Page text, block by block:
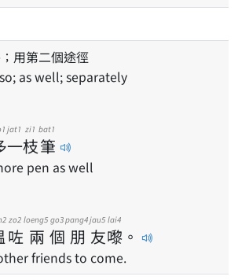
用第二個途徑
as well; separately
一
jat1
枝
zi1
筆
bat1
pen as well
咗
zo2
兩
loeng5
個
go3
朋
pang4
友
jau5
嚟
lai4
。
friends to come.